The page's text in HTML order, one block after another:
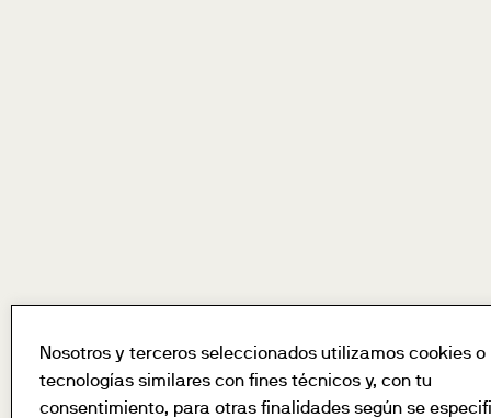
Nosotros y terceros seleccionados utilizamos cookies o
tecnologías similares con fines técnicos y, con tu
consentimiento, para otras finalidades según se